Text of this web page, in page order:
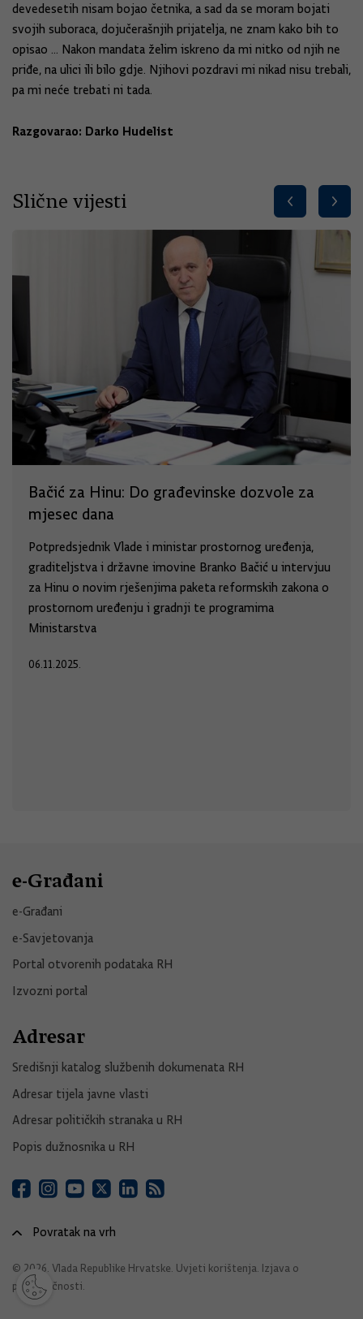
devedesetih nisam bojao četnika, a sad da se moram bojati
svojih suboraca, dojučerašnjih prijatelja, ne znam kako bih to
opisao ... Nakon mandata želim iskreno da mi nitko od njih ne
priđe, na ulici ili bilo gdje. Njihovi pozdravi mi nikad nisu trebali,
pa mi neće trebati ni tada.
Razgovarao: Darko Hudelist
Slične vijesti
Bačić za Hinu: Do građevinske dozvole za
mjesec dana
Potpredsjednik Vlade i ministar prostornog uređenja,
graditeljstva i državne imovine Branko Bačić u intervjuu
za Hinu o novim rješenjima paketa reformskih zakona o
prostornom uređenju i gradnji te programima
Ministarstva
06.11.2025.
e-Građani
e-Građani
e-Savjetovanja
Portal otvorenih podataka RH
Izvozni portal
Adresar
Središnji katalog službenih dokumenata RH
Adresar tijela javne vlasti
Adresar političkih stranaka u RH
Popis dužnosnika u RH
Povratak na vrh
© 2026. Vlada Republike Hrvatske. Uvjeti korištenja Izjava o
pristupačnosti